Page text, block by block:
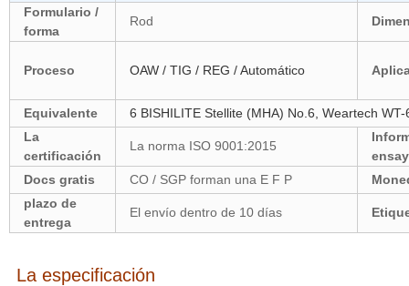
Formulario /
forma
Rod
Proceso OAW / TIG / REG / Automático
Equivalente
6 BISHILITE Stellite (MHA) No.6, Weartech
La
certificación
La norma ISO 9001:2015
Docs gratis
CO / SGP forman una E F P
plazo de
entrega
El envío dentro de 10 días
La especificación